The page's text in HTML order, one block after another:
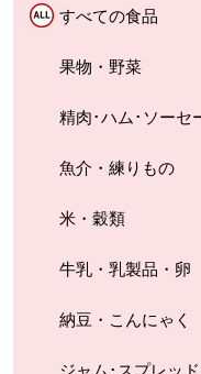
すべての食品
果物・野菜
精肉･ハム･ソーセ
魚介・練りもの
米・穀類
牛乳・乳製品・卵
納豆・こんにゃく
ジャム･スプレッ